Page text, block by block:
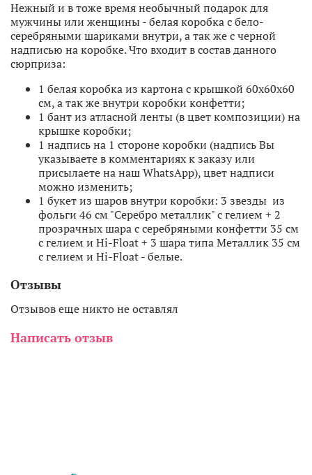
Нежный и в тоже время необычный подарок для
мужчины или женщины - белая коробка с бело-
серебряными шариками внутри, а так же с черной
надписью на коробке. Что входит в состав данного
сюрприза:
1 белая коробка из картона с крышкой 60х60х60
см, а так же внутри коробки конфетти;
1 бант из атласной ленты (в цвет композиции) на
крышке коробки;
1 надпись на 1 стороне коробки (надпись Вы
указываете в комментариях к заказу или
присылаете на наш WhatsApp), цвет надписи
можно изменить;
1 букет из шаров внутри коробки: 3 звезды из
фольги 46 см "Серебро металлик" с гелием + 2
прозрачных шара с серебряными конфетти 35 см
с гелием и Hi-Float + 3 шара типа Металлик 35 см
с гелием и Hi-Float - белые.
Отзывы
Отзывов еще никто не оставлял
Написать отзыв